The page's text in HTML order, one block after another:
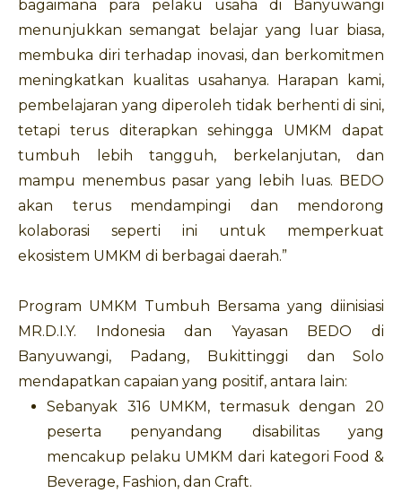
bagaimana para pelaku usaha di Banyuwangi
menunjukkan semangat belajar yang luar biasa,
membuka diri terhadap inovasi, dan berkomitmen
meningkatkan kualitas usahanya. Harapan kami,
pembelajaran yang diperoleh tidak berhenti di sini,
tetapi terus diterapkan sehingga UMKM dapat
tumbuh lebih tangguh, berkelanjutan, dan
mampu menembus pasar yang lebih luas. BEDO
akan terus mendampingi dan mendorong
kolaborasi seperti ini untuk memperkuat
ekosistem UMKM di berbagai daerah.”
Program UMKM Tumbuh Bersama yang diinisiasi
MR.D.I.Y. Indonesia dan Yayasan BEDO di
Banyuwangi, Padang, Bukittinggi dan Solo
mendapatkan capaian yang positif, antara lain:
Sebanyak 316 UMKM, termasuk dengan 20
peserta penyandang disabilitas yang
mencakup pelaku UMKM dari kategori Food &
Beverage, Fashion, dan Craft.